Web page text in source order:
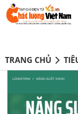
TRANG CHỦ